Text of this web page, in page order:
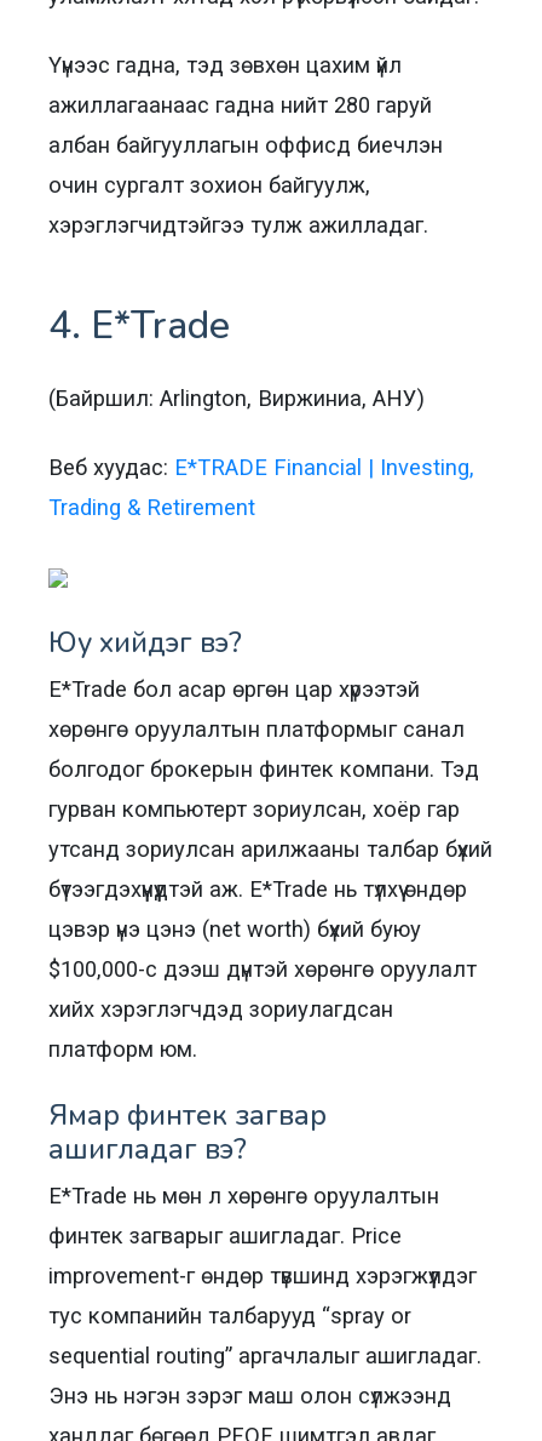
Үүнээс гадна, тэд зөвхөн цахим үйл
ажиллагаанаас гадна нийт 280 гаруй
албан байгууллагын оффисд биечлэн
очин сургалт зохион байгуулж,
хэрэглэгчидтэйгээ тулж ажилладаг.
4. E*Trade
(Байршил: Arlington, Виржиниа, АНУ)
Веб хуудас: E*TRADE Financial | Investing,
Trading & Retirement
Юу хийдэг вэ?
E*Trade бол асар өргөн цар хүрээтэй
хөрөнгө оруулалтын платформыг санал
болгодог брокерын финтек компани. Тэд
гурван компьютерт зориулсан, хоёр гар
утсанд зориулсан арилжааны талбар бүхий
бүтээгдэхүүнүүдтэй аж. E*Trade нь түлхүү өндөр
цэвэр үнэ цэнэ (net worth) бүхий буюу
$100,000-с дээш дүнтэй хөрөнгө оруулалт
хийх хэрэглэгчдэд зориулагдсан
платформ юм.
Ямар финтек загвар
ашигладаг вэ?
E*Trade нь мөн л хөрөнгө оруулалтын
финтек загварыг ашигладаг. Price
improvement-г өндөр түвшинд хэрэгжүүлдэг
тус компанийн талбарууд “spray or
sequential routing” аргачлалыг ашигладаг.
Энэ нь нэгэн зэрэг маш олон сүлжээнд
ханддаг бөгөөд PFOF шимтгэл авдаг